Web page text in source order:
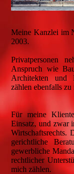
Meine Kanzlei im
2003.
Privatpersonen
Anspruch wie
Architekten und
zählen ebenfalls
Für meine
Einsatz, und zwar
Wirtschaftsrechts.
gerichtliche
gewerbliche
rechtlicher
mich zählen.